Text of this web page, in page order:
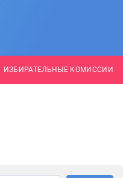
ИЗБИРАТЕЛЬНЫЕ КОМИССИИ